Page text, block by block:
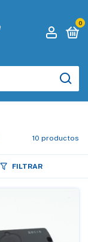
0
10 productos
FILTRAR